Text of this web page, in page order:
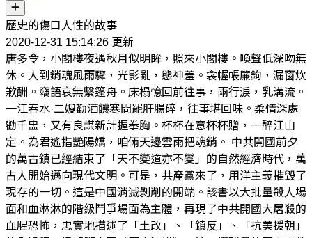
歷史的傷口人性的故事
2020-12-31 15:14:26 更新
唐多令，小閣樓夜遇秋月似明眸，照來小閣樓。喚聲低深吻無
休。人到銷魂風雨驟，光影亂，態神羞。衾幄帳簾鉤，漏窗炊
歉酬。竊語哀無繫篷舟。床榻憶回前往事，兩行淚，乳溝流。
一江春水·二嫂勸酒饑寒問罷肝腸碎，往事堪回味。柔情深處
勸千盅，又有良謀新計握拳胸。杯杯在意杯杯贈，一醉江山
定。為君遙指艷陽嬌，咱倆天邊雲雨把魂銷。 中共開國前夕
的萬古鎮已經結束了「天不變道亦不變」的自然經濟時代，萬
古人開始邁向現代文明。可是，共產黨來了，用洋主義摧毀了
現存的一切。這是中國消滅剝削的開端。該書以大批量殺人場
面和血淋淋的階級鬥爭場面為主體，再現了中共開國大屠殺的
血腥恐怖，忠實地描述了「土改」、「鎮反」、「抗美援朝」